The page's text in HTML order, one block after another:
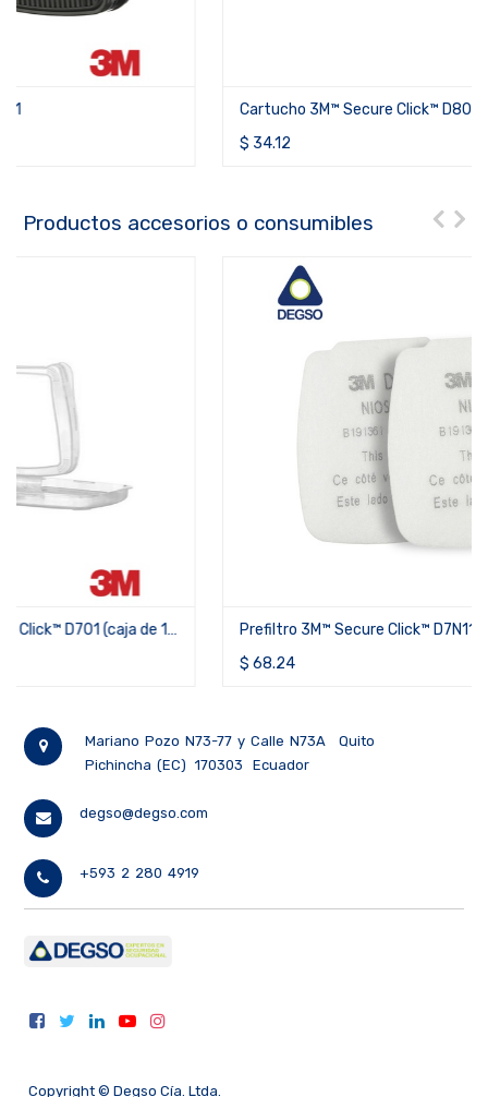
Cartucho 3M™ Secure Click™ D8003
Productos accesorios o consumibles
Prefiltro 3M™ Secure Click™ D7N11 (caja de 20 unidades)
Mariano Pozo N73-77 y Calle N73A
Quito
Pichincha (EC)
170303 Ecuador
degso@degso.com
+593 2 280 4919
Copyright © Degso Cía. Ltda.